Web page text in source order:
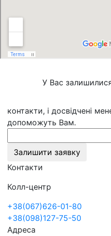
У Вас
контакти, і досвідчені
допоможуть Вам.
Залишити заявку
Контакти
Колл-центр
+38(067)626-01-80
+38(098)127-75-50
Адреса